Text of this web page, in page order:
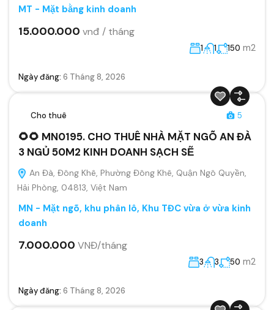
MT - Mặt bằng kinh doanh
15.000.000 vnđ / tháng
1 1 150 m2
Ngày đăng: 6 Tháng 8, 2026
Cho thuê 5
🌻🌻 MN0195. CHO THUÊ NHÀ MẶT NGÕ AN ĐÀ
3 NGỦ 50M2 KINH DOANH SẠCH SẼ
An Đà, Đông Khê, Phường Đông Khê, Quận Ngô Quyền,
Hải Phòng, 04813, Việt Nam
MN - Mặt ngõ, khu phân lô, Khu TĐC vừa ở vừa kinh
doanh
7.000.000 VNĐ/tháng
3 3 50 m2
Ngày đăng: 6 Tháng 8, 2026